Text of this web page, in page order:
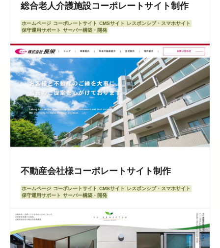
総合老人介護施設コーポレートサイト制作
ホームページ コーポレートサイト CMSサイト
レスポンシブ・スマホサイト
保守運用サポート サーバー構築・開発
不動産会社様コーポレートサイト制作
ホームページ コーポレートサイト CMSサイト
レスポンシブ・スマホサイト
保守運用サポート サーバー構築・開発